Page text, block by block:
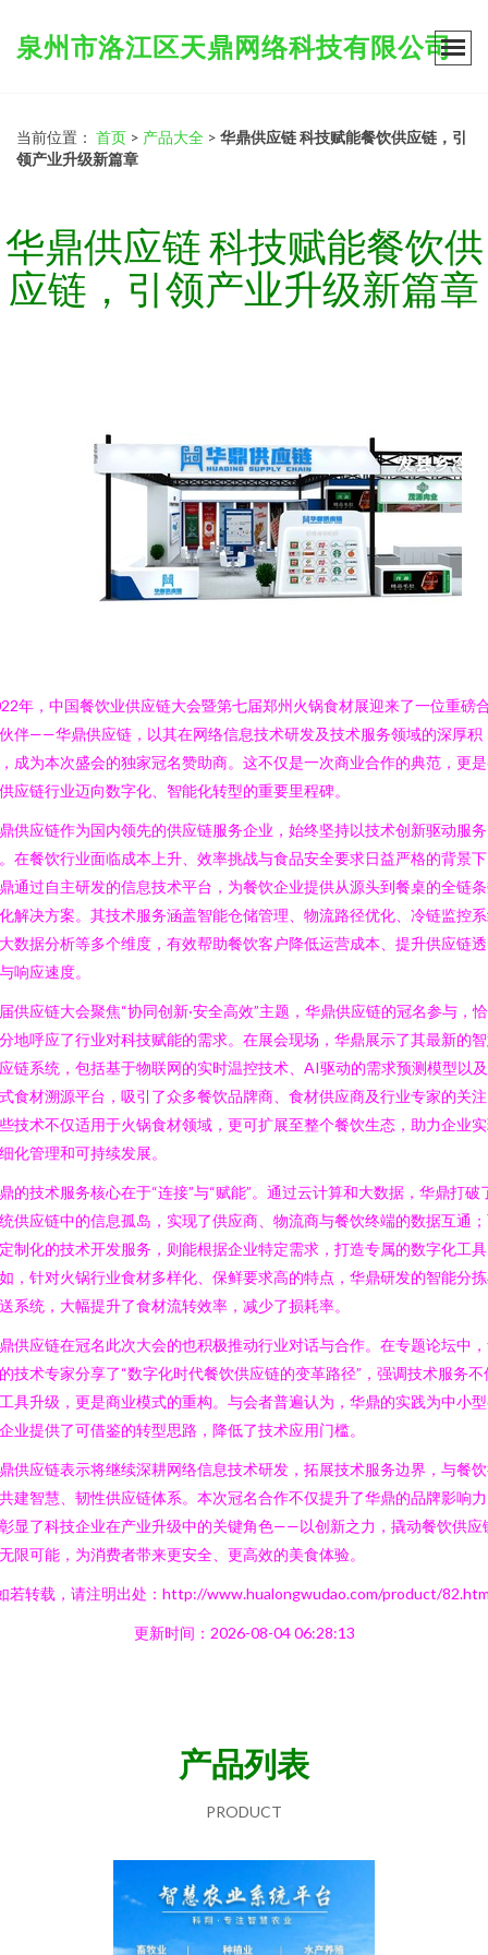
泉州市洛江区天鼎网络科技有限公司
当前位置： 首页 > 产品大全 > 华鼎供应链 科技赋能餐饮供应链，引
领产业升级新篇章
华鼎供应链 科技赋能餐饮供
应链，引领产业升级新篇章
年，中国餐饮业供应链大会暨第七届郑州火锅食材展迎来了一位重磅
伴——华鼎供应链，以其在网络信息技术研发及技术服务领域的深厚积
成为本次盛会的独家冠名赞助商。这不仅是一次商业合作的典范，更
应链行业迈向数字化、智能化转型的重要里程碑。
供应链作为国内领先的供应链服务企业，始终坚持以技术创新驱动服
在餐饮行业面临成本上升、效率挑战与食品安全要求日益严格的背景
通过自主研发的信息技术平台，为餐饮企业提供从源头到餐桌的全链
解决方案。其技术服务涵盖智能仓储管理、物流路径优化、冷链监控
数据分析等多个维度，有效帮助餐饮客户降低运营成本、提升供应链
响应速度。
供应链大会聚焦“协同创新·安全高效”主题，华鼎供应链的冠名参与，
地呼应了行业对科技赋能的需求。在展会现场，华鼎展示了其最新的
链系统，包括基于物联网的实时温控技术、AI驱动的需求预测模型以
食材溯源平台，吸引了众多餐饮品牌商、食材供应商及行业专家的关
技术不仅适用于火锅食材领域，更可扩展至整个餐饮生态，助力企业
化管理和可持续发展。
的技术服务核心在于“连接”与“赋能”。通过云计算和大数据，华鼎打破
供应链中的信息孤岛，实现了供应商、物流商与餐饮终端的数据互通
制化的技术开发服务，则能根据企业特定需求，打造专属的数字化工
，针对火锅行业食材多样化、保鲜要求高的特点，华鼎研发的智能分
系统，大幅提升了食材流转效率，减少了损耗率。
供应链在冠名此次大会的也积极推动行业对话与合作。在专题论坛中
技术专家分享了“数字化时代餐饮供应链的变革路径”，强调技术服务不
具升级，更是商业模式的重构。与会者普遍认为，华鼎的实践为中小
业提供了可借鉴的转型思路，降低了技术应用门槛。
供应链表示将继续深耕网络信息技术研发，拓展技术服务边界，与餐
建智慧、韧性供应链体系。本次冠名合作不仅提升了华鼎的品牌影响
显了科技企业在产业升级中的关键角色——以创新之力，撬动餐饮供应
限可能，为消费者带来更安全、更高效的美食体验。
若转载，请注明出处：http://www.hualongwudao.com/product/
更新时间：2026-08-04 06:28:13
产品列表
PRODUCT